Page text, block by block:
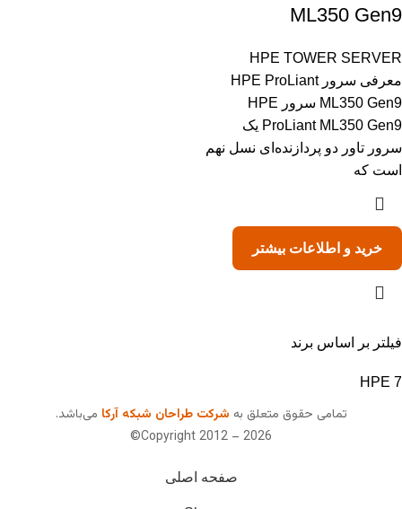
فیلتر بر اساس برند
HPE 7
ML350 Gen9
HPE TOWER SERVER
معرفی سرور HPE ProLiant
ML350 Gen9 سرور HPE
ProLiant ML350 Gen9 یک
سرور تاور دو پردازنده‌ای نسل نهم
است که
خرید و اطلاعات بیشتر
تمامی حقوق متعلق به شرکت طراحان شبکه آرکا می‌باشد.
Copyright 2012 – 2026©
صفحه اصلی